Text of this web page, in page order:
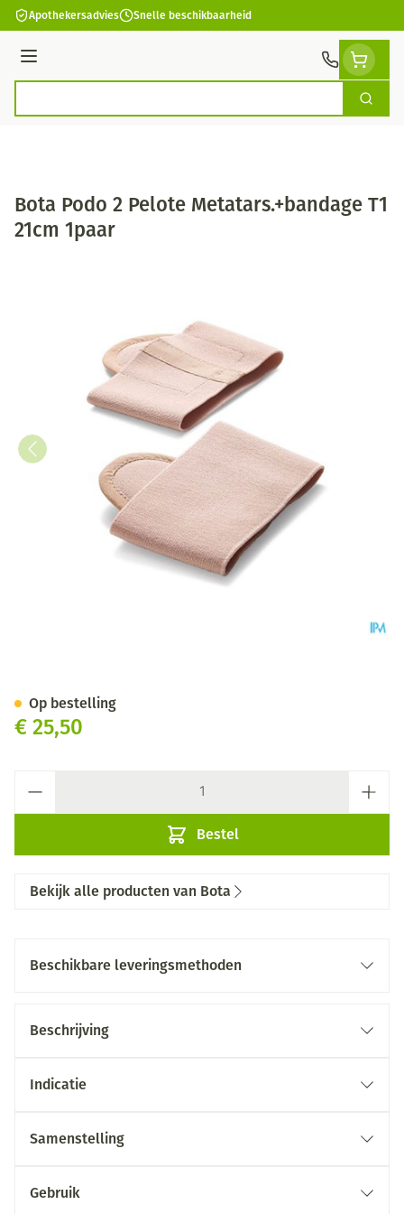
Ga naar de inhoud
Apothekersadvies Snelle beschikbaarheid
Menu
Zoek
Bota Podo 2 Pelote Metatars.+bandage T1
21cm 1paar
€ 25,50
Bestel
Op bestelling
Bekijk alle producten van Bota
Beschikbare leveringsmethoden
Beschrijving
Indicatie
Samenstelling
Gebruik